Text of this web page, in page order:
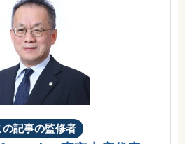
の記事の監修者